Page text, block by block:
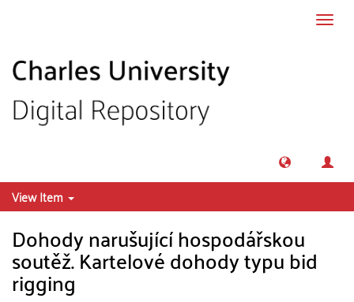
View Item
Dohody narušující hospodářskou
soutěž. Kartelové dohody typu bid
rigging